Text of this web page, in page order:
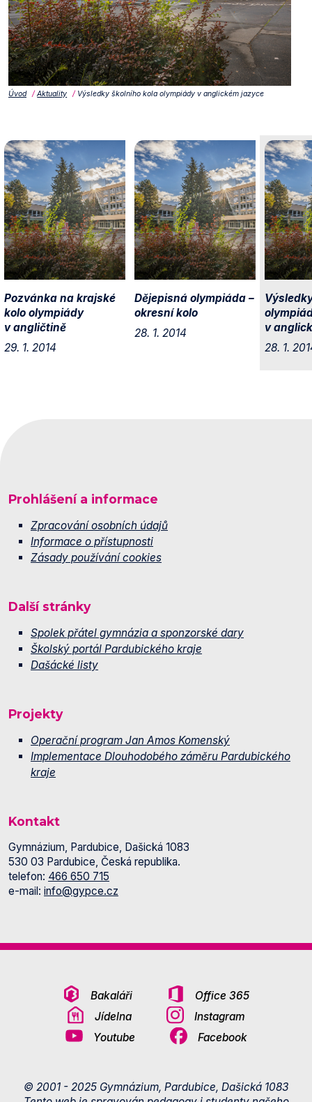
Úvod Aktuality Výsledky školního kola olympiády v anglickém jazyce
Pozvánka na krajské
kolo olympiády
v angličtině
29. 1. 2014
Dějepisná olympiáda –
okresní kolo
28. 1. 2014
v
28. 1.
Prohlášení a informace
Zpracování osobních údajů
Informace o přístupnosti
Zásady používání cookies
Další stránky
Spolek přátel gymnázia a sponzorské dary
Školský portál Pardubického kraje
Dašácké listy
Projekty
Operační program Jan Amos Komenský
Implementace Dlouhodobého záměru Pardubického
kraje
Kontakt
Gymnázium, Pardubice, Dašická 1083
530 03 Pardubice, Česká republika.
telefon: 466 650 715
e-mail: info@gypce.cz
Bakaláři
Office 365
Jídelna
Instagram
Youtube
Facebook
© 2001 - 2025 Gymnázium, Pardubice, Dašická 1083